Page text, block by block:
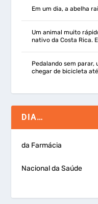
Em um dia, a abelha
Um animal muito
nativo da Costa Rica.
Pedalando sem parar,
chegar de bicicleta
DIA…
da Farmácia
Nacional da Saúde